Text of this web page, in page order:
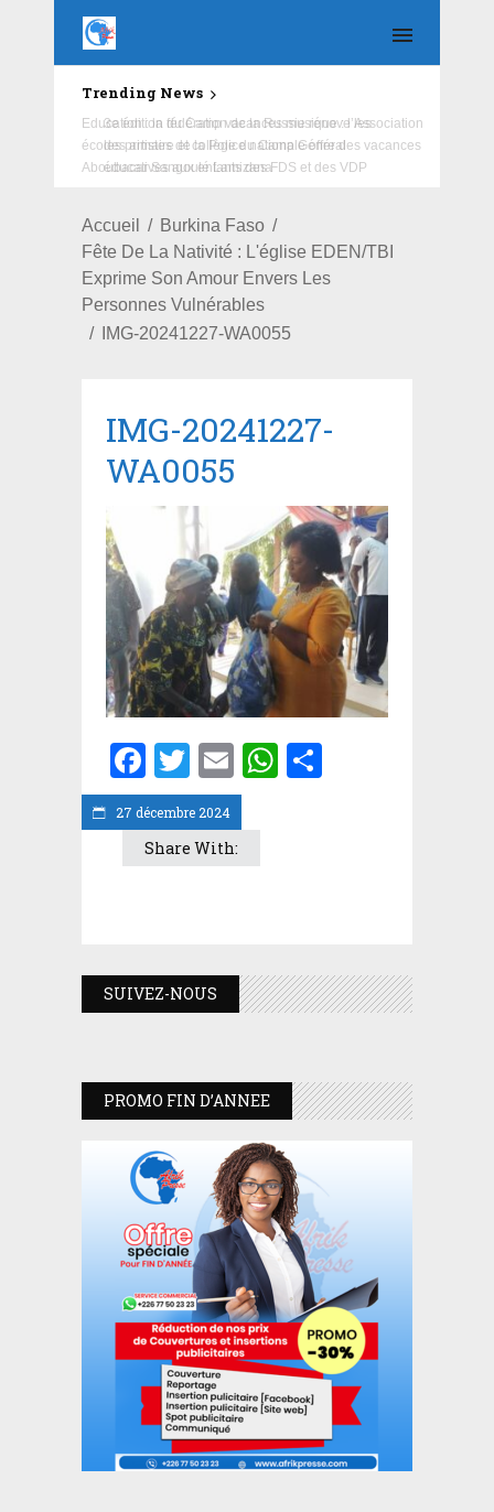
Trending News
Education : la fédération de la Russie rénove les
écoles primaire et collège du Camp Général
Aboubacar Sangoulé Lamizana
Accueil
Burkina Faso
Fête De La Nativité : L'église EDEN/TBI
Exprime Son Amour Envers Les
Personnes Vulnérables
IMG-20241227-WA0055
27 décembre 2024
IMG-20241227-
WA0055
Facebook
Twitter
EmailWhatsApp
Share With:
SUIVEZ-NOUS
PROMO FIN D’ANNEE